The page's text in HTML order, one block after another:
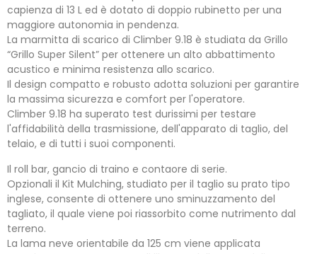
capienza di 13 L ed è dotato di doppio rubinetto per una
maggiore autonomia in pendenza.
La marmitta di scarico di Climber 9.18 è studiata da Grillo
“Grillo Super Silent” per ottenere un alto abbattimento
acustico e minima resistenza allo scarico.
Il design compatto e robusto adotta soluzioni per garantire
la massima sicurezza e comfort per l'operatore.
Climber 9.18 ha superato test durissimi per testare
l'affidabilità della trasmissione, dell'apparato di taglio, del
telaio, e di tutti i suoi componenti.
Il roll bar, gancio di traino e contaore di serie.
Opzionali il Kit Mulching, studiato per il taglio su prato tipo
inglese, consente di ottenere uno sminuzzamento del
tagliato, il quale viene poi riassorbito come nutrimento dal
terreno.
La lama neve orientabile da 125 cm viene applicata